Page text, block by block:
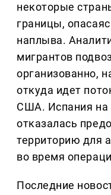
некоторые
границы,
наплыва.
мигрантов
организованно,
откуда идет
США. Испания на
отказалась
территорию для
во время
Последние